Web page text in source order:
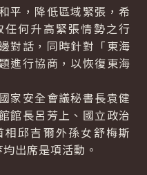
平，降低區域緊張，希
何升高緊張情勢之行
對話，同時針對「東海
進行協商，以恢復東海
家安全會議秘書長袁健
館長呂芳上、國立政治
邱吉爾外孫女舒梅斯
出席是項活動。